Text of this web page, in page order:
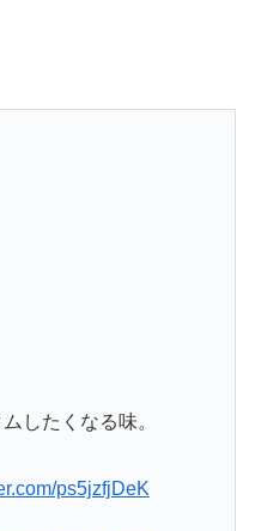
したくなる味。
ps5jzfjDeK